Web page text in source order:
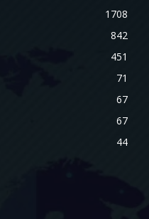
1708
842
451
71
67
67
44